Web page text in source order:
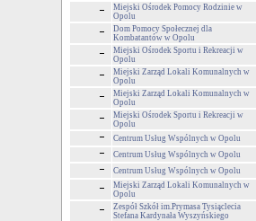
Miejski Ośrodek Pomocy Rodzinie w
Opolu
Dom Pomocy Społecznej dla
Kombatantów w Opolu
Miejski Ośrodek Sportu i Rekreacji w
Opolu
Miejski Zarząd Lokali Komunalnych w
Opolu
Miejski Zarząd Lokali Komunalnych w
Opolu
Miejski Ośrodek Sportu i Rekreacji w
Opolu
Centrum Usług Wspólnych w Opolu
Centrum Usług Wspólnych w Opolu
Centrum Usług Wspólnych w Opolu
Miejski Zarząd Lokali Komunalnych w
Opolu
Zespół Szkół im.Prymasa Tysiąclecia
Stefana Kardynała Wyszyńskiego